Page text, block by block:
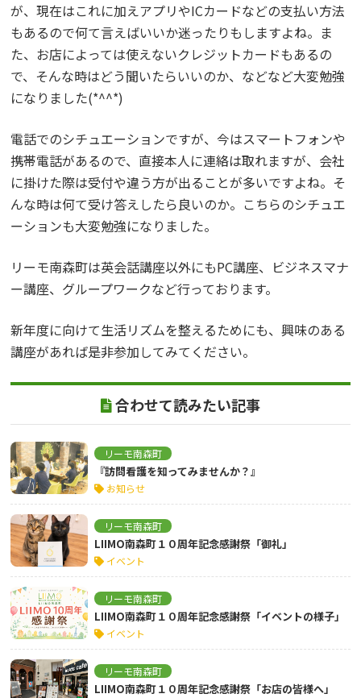
が、現在はこれに加えアプリやICカードなどの支払い方法
もあるので何て言えばいいか迷ったりもしますよね。ま
た、お店によっては使えないクレジットカードもあるの
で、そんな時はどう聞いたらいいのか、などなど大変勉強
になりました(*^^*)
電話でのシチュエーションですが、今はスマートフォンや
携帯電話があるので、直接本人に連絡は取れますが、会社
に掛けた際は受付や違う方が出ることが多いですよね。そ
んな時は何て受け答えしたら良いのか。こちらのシチュエ
ーションも大変勉強になりました。
リーモ南森町は英会話講座以外にもPC講座、ビジネスマナ
ー講座、グループワークなど行っております。
新年度に向けて生活リズムを整えるためにも、興味のある
講座があれば是非参加してみてください。
合わせて読みたい記事
リーモ南森町
『訪問看護を知ってみませんか？』
お知らせ
リーモ南森町
LIIMO南森町１０周年記念感謝祭「御礼」
イベント
リーモ南森町
LIIMO南森町１０周年記念感謝祭「イベントの様子」
イベント
リーモ南森町
LIIMO南森町１０周年記念感謝祭「お店の皆様へ」